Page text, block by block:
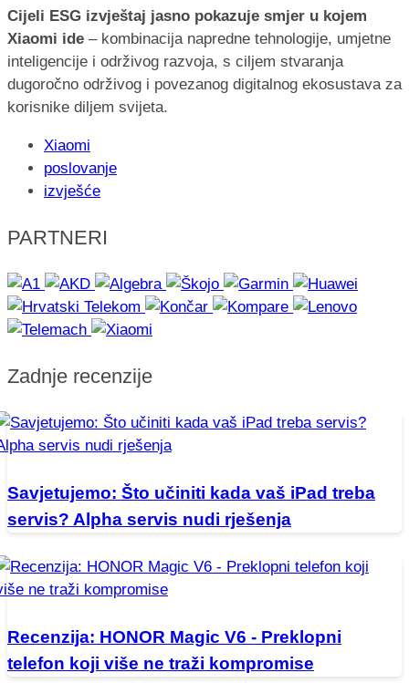
Cijeli ESG izvještaj jasno pokazuje smjer u kojem
Xiaomi ide – kombinacija napredne tehnologije, umjetne
inteligencije i održivog razvoja, s ciljem stvaranja
dugoročno održivog i povezanog digitalnog ekosustava za
korisnike diljem svijeta.
Xiaomi
poslovanje
izvješće
PARTNERI
Zadnje recenzije
Savjetujemo: Što učiniti kada vaš iPad treba
servis? Alpha servis nudi rješenja
Recenzija: HONOR Magic V6 - Preklopni
telefon koji više ne traži kompromise